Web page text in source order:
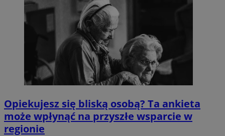
Opiekujesz się bliską osobą? Ta ankieta
może wpłynąć na przyszłe wsparcie w
regionie